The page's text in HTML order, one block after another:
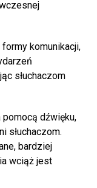
komunikacji,
słuchaczom
dźwięku,
słuchaczom.
bardziej
wciąż jest